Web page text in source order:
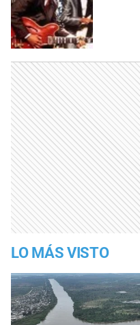
LO MÁS VISTO